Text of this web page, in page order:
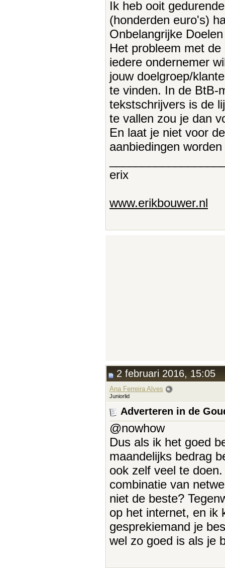
Ik heb ooit
(honderden euro's)
Onbelangrijke
Het probleem met
iedere ondernemer
jouw doelgroep/
te vinden. In de BtB-
tekstschrijvers is de
te vallen zou je dan
En laat je niet voor
aanbiedingen
erix
www.erikbouwer.nl
2 februari 2016, 15:05
Ana Ferreira Alves
Juniorlid
Adverteren in de
@nowhow
Dus als ik het goed
maandelijks bedrag
ook zelf veel te
combinatie van
niet de beste?
op het internet, en ik
gesprekiemand je
wel zo goed is als je